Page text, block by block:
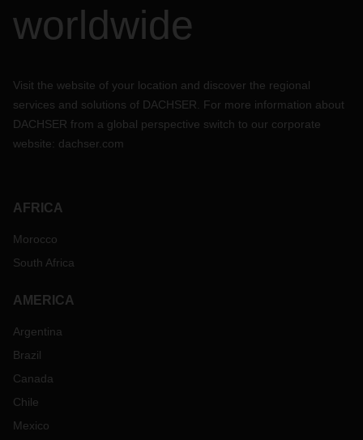
worldwide
Visit the website of your location and discover the regional
services and solutions of DACHSER. For more information about
DACHSER from a global perspective switch to our corporate
website: dachser.com
AFRICA
Morocco
South Africa
AMERICA
Argentina
Brazil
Canada
Chile
Mexico